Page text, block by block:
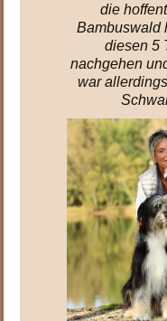
die
Bambuswald
diesen 5
nachgehen
war